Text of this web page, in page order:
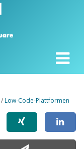
/Low-Code-Plattformen